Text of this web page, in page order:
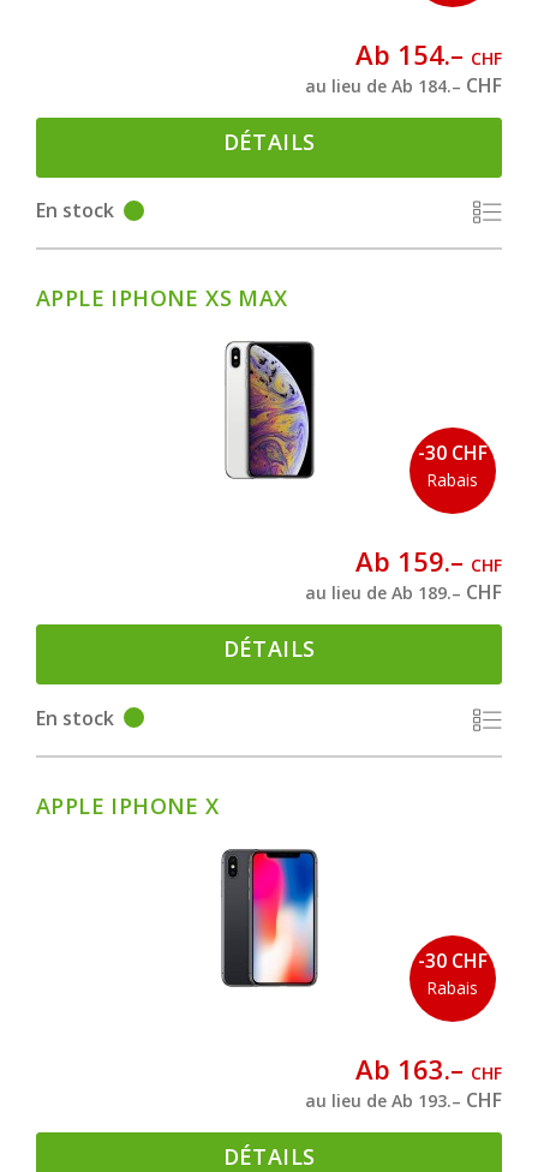
Ab 154.– CHF
au lieu de Ab 184.– CHF
DÉTAILS
En stock
-30 CHF
Rabais
APPLE IPHONE XS MAX
Ab 159.– CHF
au lieu de Ab 189.– CHF
DÉTAILS
En stock
-30 CHF
Rabais
APPLE IPHONE X
Ab 163.– CHF
au lieu de Ab 193.– CHF
DÉTAILS